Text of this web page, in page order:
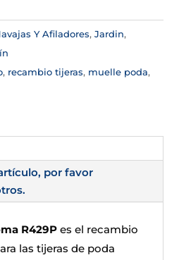
Y Afiladores,Jardin,
, recambio tijeras, muelle poda,
por favor
R429P es el recambio
las tijeras de poda